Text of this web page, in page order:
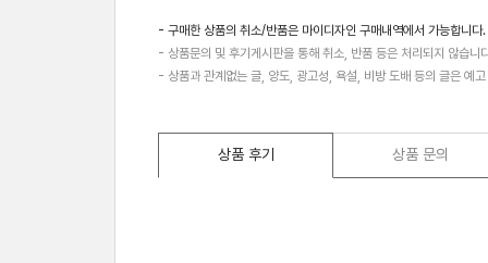
- 구매한 상품의 취소/반품은 마이디자인 구매내역에서 가능합니다.
- 상품문의 및 후기게시판을 통해 취소, 반품 등은 처리되지 않습니
- 상품과 관계없는 글, 양도, 광고성, 욕설, 비방 도배 등의 글은 예
상품 후기 상품 문의